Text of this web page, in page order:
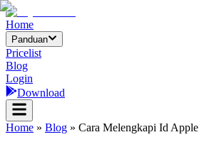
Home
Panduan
Pricelist
Blog
Login
Download
Home » Blog » Cara Melengkapi Id Apple